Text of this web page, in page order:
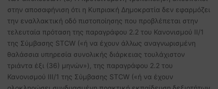
στην αποσαφήνιση ότι η Κυπριακή Δημοκρατία δεν εφαρμόζει
την εναλλακτική οδό πιστοποίησης που προβλέπεται στην
τελευταία πρόταση της παραγράφου 2.2 του Κανονισμού ΙΙ/1
της Σύμβασης STCW («ή να έχουν άλλως αναγνωρισμένη
θαλάσσια υπηρεσία συνολικής διάρκειας τουλάχιστον
τριάντα έξι (36) μηνών»), της παραγράφου 2.2 του
Κανονισμού ΙΙΙ/1 της Σύμβασης STCW («ή να έχουν